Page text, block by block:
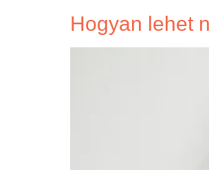
Hogyan lehet